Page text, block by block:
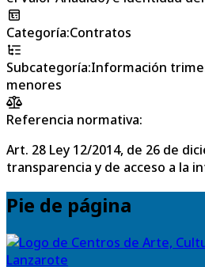
Categoría:Contratos
Subcategoría:Información
menores
Referencia normativa:
Art. 28 Ley 12/2014, de 26 de
transparencia y de acceso a la
Pie de página